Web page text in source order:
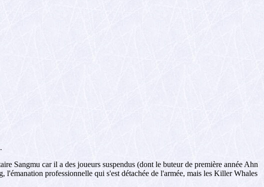
Sangmu car il a des joueurs suspendus (dont le buteur de première année Ahn
professionnelle qui s'est détachée de l'armée, mais les Killer Whales